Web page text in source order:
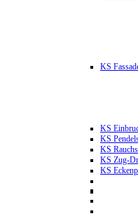
KS
KS
KS
KS
KS Zug-
KS